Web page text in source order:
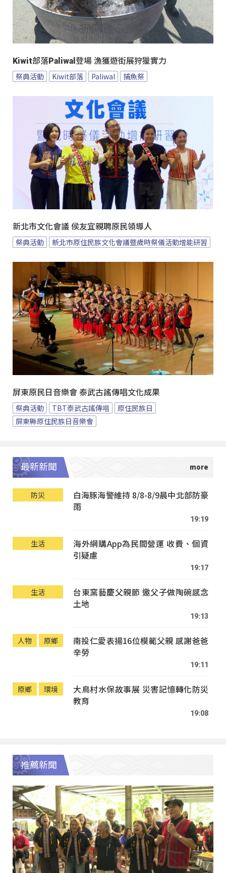
Kiwit部落Paliwal登場 漁獲遊街展狩獵實力
祭典活動 Kiwit部落 Paliwal 捕魚祭
新北市文化會議 侯友宜親聘原民領導人
祭典活動 新北市原住民族文化會議暨歲時祭儀活動增能研習
屏東原民日音樂會 泰武古謠傳唱文化成果
祭典活動 TBT泰武古謠傳唱
原住民族日
屏東縣原住民族日音樂會
最新新聞
防災
白海豚海警維持 8/8-8/9晨中北部防豪
雨
19:19
生活
海外網購App為民間營運 收費、個資
引疑慮
19:17
生活
台東窯藝慶父親節 邀父子做陶碗感念
土地
19:13
人物 原鄉
南投仁愛表揚16位模範父親 感謝爸爸
辛勞
19:11
原鄉 環境
大鳥村水保故事展 災害記憶轉化防災
教育
19:08
推薦新聞